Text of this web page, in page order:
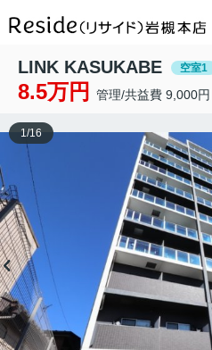
LINK KASUKABE 空室1
8.5万円 管理/共益費 9,000円
1/16